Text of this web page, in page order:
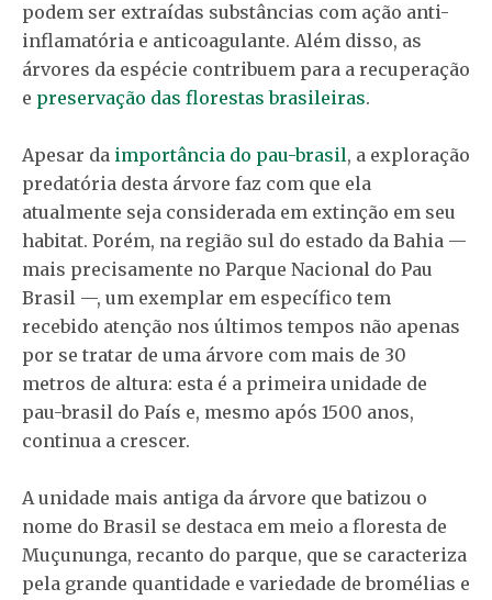
podem ser extraídas substâncias com ação anti-
inflamatória e anticoagulante. Além disso, as
árvores da espécie contribuem para a recuperação
e preservação das florestas brasileiras.
Apesar da importância do pau-brasil, a exploração
predatória desta árvore faz com que ela
atualmente seja considerada em extinção em seu
habitat. Porém, na região sul do estado da Bahia —
mais precisamente no Parque Nacional do Pau
Brasil —, um exemplar em específico tem
recebido atenção nos últimos tempos não apenas
por se tratar de uma árvore com mais de 30
metros de altura: esta é a primeira unidade de
pau-brasil do País e, mesmo após 1500 anos,
continua a crescer.
A unidade mais antiga da árvore que batizou o
nome do Brasil se destaca em meio a floresta de
Muçununga, recanto do parque, que se caracteriza
pela grande quantidade e variedade de bromélias e